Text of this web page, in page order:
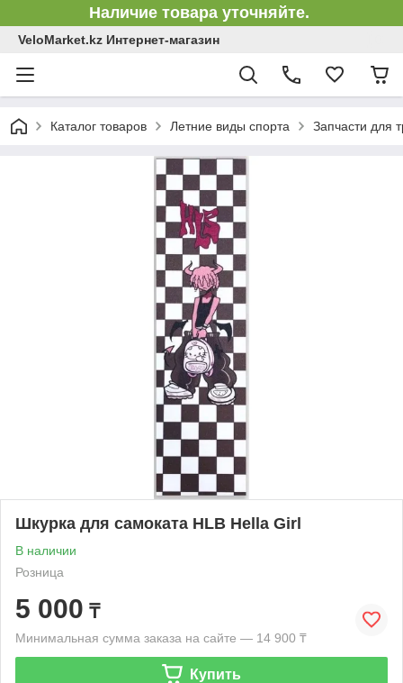
Наличие товара уточняйте.
VeloMarket.kz Интернет-магазин
Каталог товаров Летние виды спорта Запчасти для
Шкурка для самоката HLB Hella Girl
В наличии
Розница
5 000 ₸
Минимальная сумма заказа на сайте — 14 900 ₸
Купить